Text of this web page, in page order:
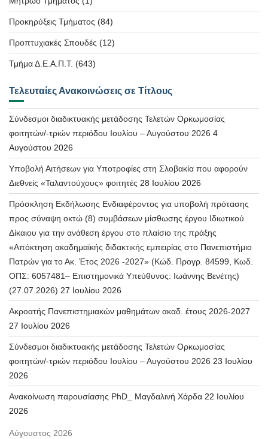
Προκηρύξεις Τμήματος (84)
Προπτυχιακές Σπουδές (12)
Τμήμα Δ.Ε.Α.Π.Τ. (643)
Τελευταίες Ανακοινώσεις σε Τίτλους
Σύνδεσμοι διαδικτυακής μετάδοσης Τελετών Ορκωμοσίας
φοιτητών/-τριών περιόδου Ιουλίου – Αυγούστου 2026 4
Αυγούστου 2026
Υποβολή Αιτήσεων για Υποτροφίες στη Σλοβακία που αφορούν
Διεθνείς «Ταλαντούχους» φοιτητές 28 Ιουλίου 2026
Πρόσκληση Εκδήλωσης Ενδιαφέροντος για υποβολή πρότασης
προς σύναψη οκτώ (8) συμβάσεων μίσθωσης έργου Ιδιωτικού
Δίκαιου για την ανάθεση έργου στο πλαίσιο της πράξης
«Απόκτηση ακαδημαϊκής διδακτικής εμπειρίας στο Πανεπιστήμιο
Πατρών για το Ακ. Έτος 2026 -2027» (Κώδ. Προγρ. 84599, Κωδ.
ΟΠΣ: 6057481– Επιστημονικά Υπεύθυνος: Ιωάννης Βενέτης)
(27.07.2026) 27 Ιουλίου 2026
Ακροατής Πανεπιστημιακών μαθημάτων ακαδ. έτους 2026-2027
27 Ιουλίου 2026
Σύνδεσμοι διαδικτυακής μετάδοσης Τελετών Ορκωμοσίας
φοιτητών/-τριών περιόδου Ιουλίου – Αυγούστου 2026 23 Ιουλίου
2026
Ανακοίνωση παρουσίασης PhD_ Μαγδαλινή Χάρδα 22 Ιουλίου
2026
Αύγουστος 2026